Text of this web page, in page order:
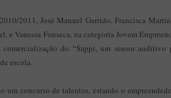
2011, José Manuel Garrido, Francisca
e Vanessa Fonseca, na categoria Jovem
do “Sappi, um sensor auditivo
escola.
concurso de talentos, estando o